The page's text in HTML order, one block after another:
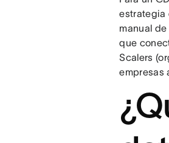
estrategia
manual
que
Scalers
empresas